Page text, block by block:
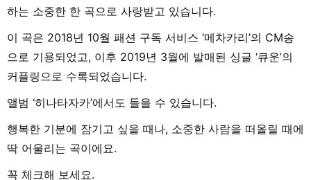
하는 소중한 한 곡으로 사랑받고 있습니다.
이 곡은 2018년 10월 패션 구독 서비스 ‘메차카리’의 CM송
으로 기용되었고, 이후 2019년 3월에 발매된 싱글 ‘큐운’의
커플링으로 수록되었습니다.
앨범 ‘히나타자카’에서도 들을 수 있습니다.
행복한 기분에 잠기고 싶을 때나, 소중한 사람을 떠올릴 때에
딱 어울리는 곡이에요.
꼭 체크해 보세요.